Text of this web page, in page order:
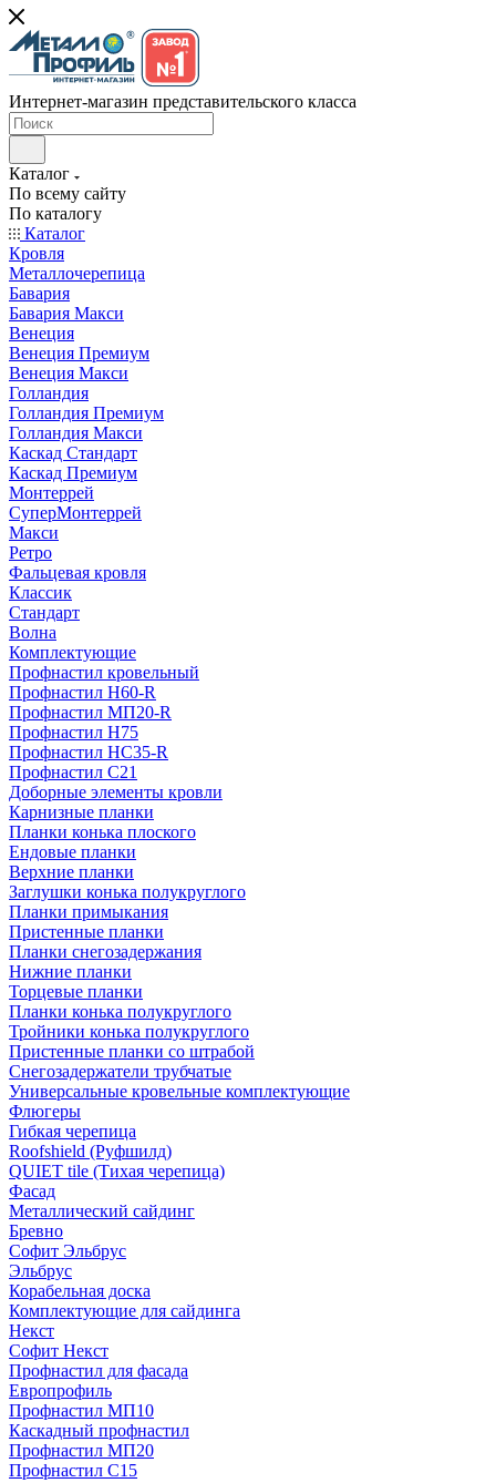
Интернет-магазин представительского класса
Каталог
По всему сайту
По каталогу
Каталог
Кровля
Металлочерепица
Бавария
Бавария Макси
Венеция
Венеция Премиум
Венеция Макси
Голландия
Голландия Премиум
Голландия Макси
Каскад Стандарт
Каскад Премиум
Монтеррей
СуперМонтеррей
Макси
Ретро
Фальцевая кровля
Классик
Стандарт
Волна
Комплектующие
Профнастил кровельный
Профнастил Н60-R
Профнастил МП20-R
Профнастил Н75
Профнастил НС35-R
Профнастил С21
Доборные элементы кровли
Карнизные планки
Планки конька плоского
Ендовые планки
Верхние планки
Заглушки конька полукруглого
Планки примыкания
Пристенные планки
Планки снегозадержания
Нижние планки
Торцевые планки
Планки конька полукруглого
Тройники конька полукруглого
Пристенные планки со штрабой
Снегозадержатели трубчатые
Универсальные кровельные комплектующие
Флюгеры
Гибкая черепица
Roofshield (Руфшилд)
QUIET tile (Тихая черепица)
Фасад
Металлический сайдинг
Бревно
Софит Эльбрус
Эльбрус
Корабельная доска
Комплектующие для сайдинга
Некст
Софит Некст
Профнастил для фасада
Европрофиль
Профнастил МП10
Каскадный профнастил
Профнастил МП20
Профнастил С15